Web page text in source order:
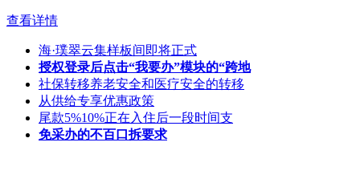
查看详情
海·璞翠云集样板间即将正式
授权登录后点击“我要办”模块的“跨地
社保转移养老安全和医疗安全的转移
从供给专享优惠政策
尾款5%10%正在入住后一段时间支
免采办的不百口拆要求